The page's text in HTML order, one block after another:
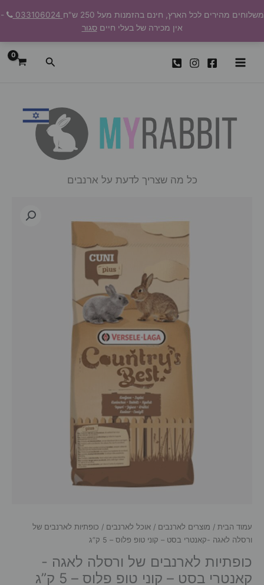
לתוכן
משלוחים מהירים לכל הארץ, חינם בהזמנות מעל 250 ש"ח
-
אין מכירה של בעלי חייםסגור
חיפוש
כל מה שצריך לדעת על ארנבים
עמוד הבית / מוצרים לארנבים / אוכל לארנבים / כופתיות לארנבים של
ורסלה לאגה -קאנטרי בסט – קוני טופ פלוס – 5 ק”ג
כופתיות לארנבים של ורסלה לאגה -
קאנטרי בסט – קוני טופ פלוס – 5 ק”ג